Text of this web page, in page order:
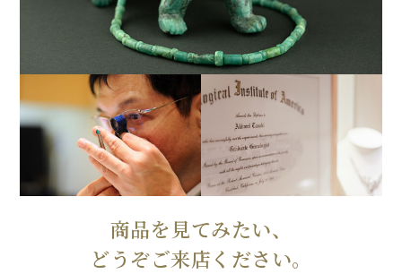
商品を見てみたい、
どうぞご来店ください。